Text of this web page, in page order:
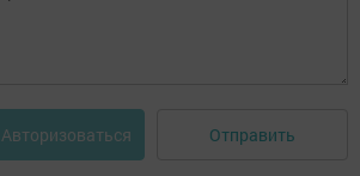
Авторизоваться Отправить